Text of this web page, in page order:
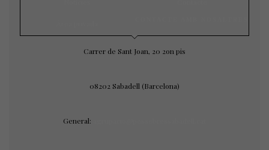
Carrer de Sant Joan, 20 2on pis
08202 Sabadell (Barcelona)
General: